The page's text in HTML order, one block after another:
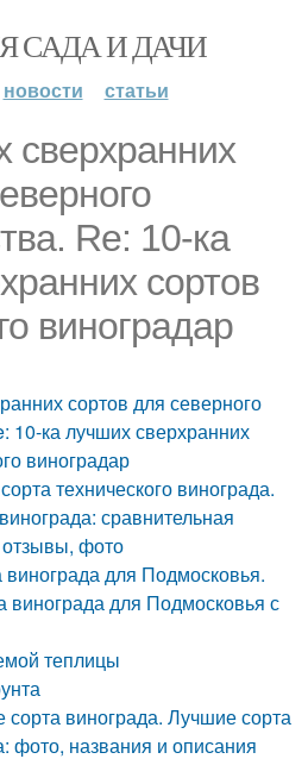
САДА И ДАЧИ
новости статьи
сверхранних
Re: 10-ка
сортов
виноградар
сортов для северного
10-ка лучших сверхранних
виноградар
технического винограда.
сравнительная
отзывы, фото
для Подмосковья.
винограда для Подмосковья с
теплицы
винограда. Лучшие сорта
фото, названия и описания